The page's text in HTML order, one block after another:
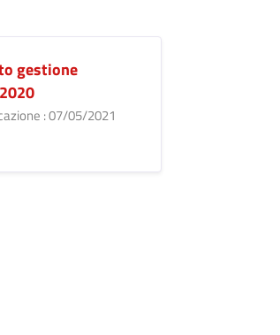
gestione
: 07/05/2021